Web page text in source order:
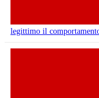
legittimo il